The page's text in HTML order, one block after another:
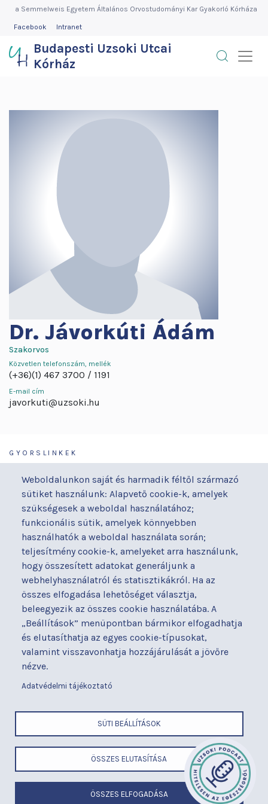
Budapesti
Uzsoki
Utcai
Ugrása Semmelweis Egyetem Általános Orvostudományi Kar Gyakorló Kórháza
Weboldalunkon saját és harmadik féltől származó
sütiket használunk: Alapvető cookie-k, amelyek
szükségesek a weboldal használatához;
funkcionális sütik, amelyek könnyebben
használhatók a weboldal használata során;
teljesítmény cookie-k, amelyeket arra használunk,
hogy összesített adatokat generáljunk a
webhelyhasználatról és statisztikákról. Ha az
összes elfogadása lehetőséget választja,
beleegyezik az összes cookie használatába. A
„Beállítások” menüpontban bármikor elfogadhatja
és elutasíthatja az egyes cookie-típusokat,
valamint visszavonhatja hozzájárulását a jövőre
nézve.
Adatvédelmi tájékoztató
SÜTI BEÁLLÍTÁSOK
ÖSSZES ELUTASÍTÁSA
ÖSSZES ELFOGADÁSA
MENÜ
Facebook Intranet
Budapesti Uzsoki Utcai
Kórház
Dr. Jávorkúti Ádám
Szakorvos
Közvetlen telefonszám, mellék
(+36)(1) 467 3700 1191
E-mail cím
javorkuti@uzsoki.hu
a Semmelweis Egyetem Általános Orvostudományi Kar Gyakorló
GYORSLINKEK
Orvosaink
Osztályaink
Kapcsolat
Akadálymentesítési
nyilatkozat
Alapítványaink
Betegjogi képviselő
Címek és telefonszámok
Diagnosztika
Események
Gyermekmegőrző
Házirend
Hírek
Parkolás
Térítéses ellátás
Videógaléria
Visszajelzések
Várólista
Közérdekű adatok
LÁBLÉC
Cím
Telefonszám
Felhasználási feltételek